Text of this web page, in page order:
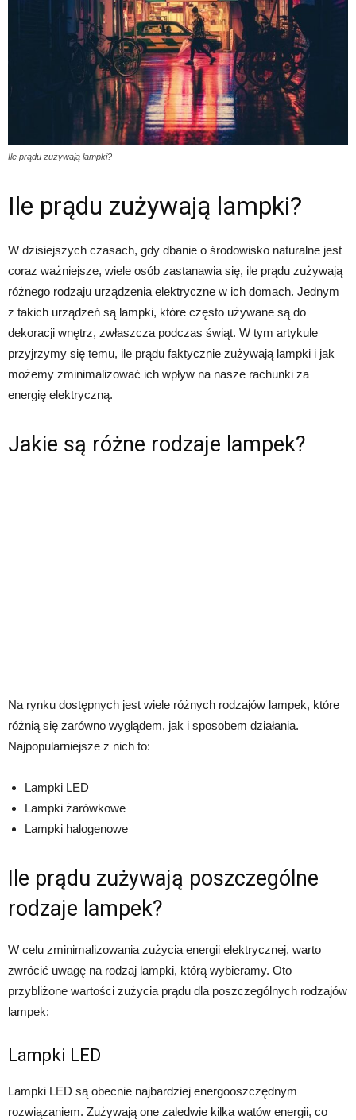
Ile prądu zużywają lampki?
Ile prądu zużywają lampki?
W dzisiejszych czasach, gdy dbanie o środowisko naturalne jest
coraz ważniejsze, wiele osób zastanawia się, ile prądu zużywają
różnego rodzaju urządzenia elektryczne w ich domach. Jednym
z takich urządzeń są lampki, które często używane są do
dekoracji wnętrz, zwłaszcza podczas świąt. W tym artykule
przyjrzymy się temu, ile prądu faktycznie zużywają lampki i jak
możemy zminimalizować ich wpływ na nasze rachunki za
energię elektryczną.
Jakie są różne rodzaje lampek?
Na rynku dostępnych jest wiele różnych rodzajów lampek, które
różnią się zarówno wyglądem, jak i sposobem działania.
Najpopularniejsze z nich to:
Lampki LED
Lampki żarówkowe
Lampki halogenowe
Ile prądu zużywają poszczególne
rodzaje lampek?
W celu zminimalizowania zużycia energii elektrycznej, warto
zwrócić uwagę na rodzaj lampki, którą wybieramy. Oto
przybliżone wartości zużycia prądu dla poszczególnych rodzajów
lampek:
Lampki LED
Lampki LED są obecnie najbardziej energooszczędnym
rozwiązaniem. Zużywają one zaledwie kilka watów energii, co